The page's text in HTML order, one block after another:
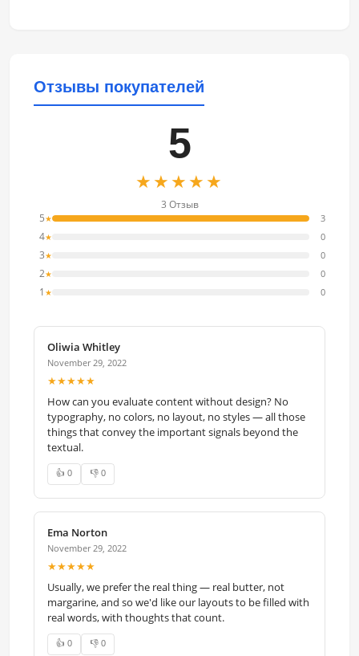
Отзывы покупателей
5
★★★★★
3 Отзыв
5★ 3
4★ 0
3★ 0
2★ 0
1 ★ 0
Oliwia Whitley
November 29, 2022
★★★★★
How can you evaluate content without design? No
typography, no colors, no layout, no styles — all those
things that convey the important signals beyond the
textual.
👍 0 👎 0
Ema Norton
November 29, 2022
★★★★★
Usually, we prefer the real thing — real butter, not
margarine, and so we'd like our layouts to be filled with
real words, with thoughts that count.
👍 0 👎 0